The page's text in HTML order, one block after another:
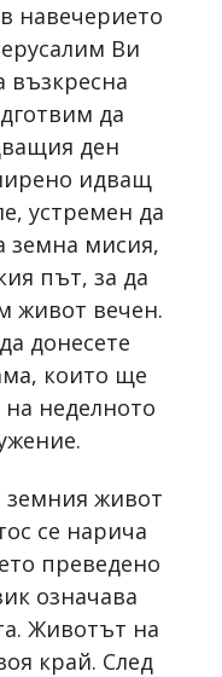
в навечерието
Ви
възкресна
да
ден
идващ
устремен да
земна мисия,
път, за да
живот вечен.
донесете
които ще
неделното
земния живот
се нарича
преведено
означава
Животът на
край. След